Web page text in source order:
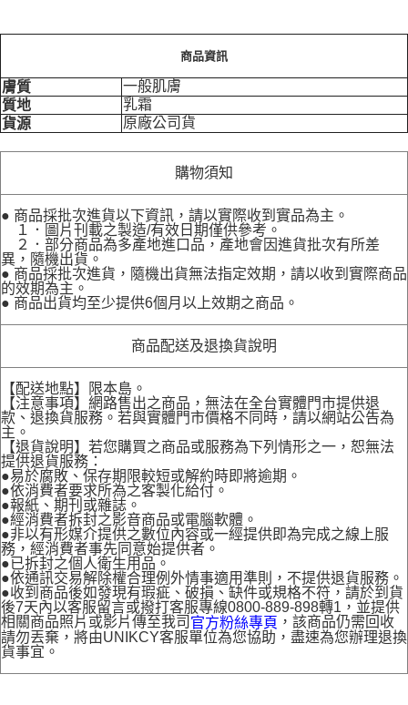
商品資訊
膚質
一般肌膚
質地
乳霜
貨源
原廠公司貨
購物須知
● 商品採批次進貨以下資訊，請以實際收到實品為主。
１．圖片刊載之製造/有效日期僅供參考。
２．部分商品為多產地進口品，產地會因進貨批次有所差
異，隨機出貨。
● 商品採批次進貨，隨機出貨無法指定效期，請以收到實際商品
的效期為主。
● 商品出貨均至少提供6個月以上效期之商品。
商品配送及退換貨說明
【配送地點】限本島。
【注意事項】網路售出之商品，無法在全台實體門市提供退
款、退換貨服務。若與實體門市價格不同時，請以網站公告為
主。
【退貨說明】若您購買之商品或服務為下列情形之一，恕無法
提供退貨服務：
●易於腐敗、保存期限較短或解約時即將逾期。
●依消費者要求所為之客製化給付。
●報紙、期刊或雜誌。
●經消費者拆封之影音商品或電腦軟體。
●非以有形媒介提供之數位內容或一經提供即為完成之線上服
務，經消費者事先同意始提供者。
●已拆封之個人衛生用品。
●依通訊交易解除權合理例外情事適用準則，不提供退貨服務。
●收到商品後如發現有瑕疵、破損、缺件或規格不符，請於到貨
後7天內以客服留言或撥打客服專線0800-889-898轉1，並提供
相關商品照片或影片傳至我司 官方粉絲專頁 ，該商品仍需回收
請勿丟棄，將由UNIKCY客服單位為您協助，盡速為您辦理退換
貨事宜。